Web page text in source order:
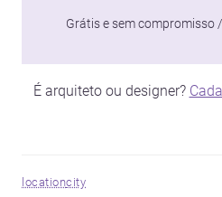
Grátis e sem compromisso
É arquiteto ou designer?
locationcity